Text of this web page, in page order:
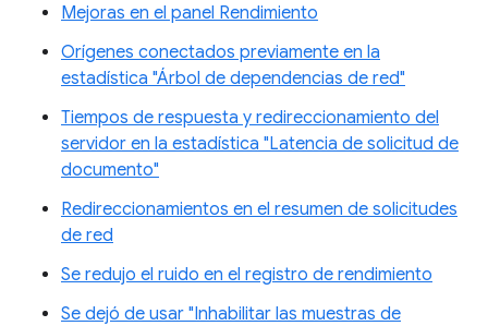
Mejoras en el panel Rendimiento
Orígenes conectados previamente en la
estadística "Árbol de dependencias de red"
Tiempos de respuesta y redireccionamiento del
servidor en la estadística "Latencia de solicitud de
documento"
Redireccionamientos en el resumen de solicitudes
de red
Se redujo el ruido en el registro de rendimiento
Se dejó de usar "Inhabilitar las muestras de